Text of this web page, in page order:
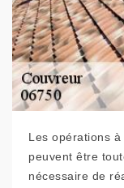
Les opérations
peuvent être
nécessaire de